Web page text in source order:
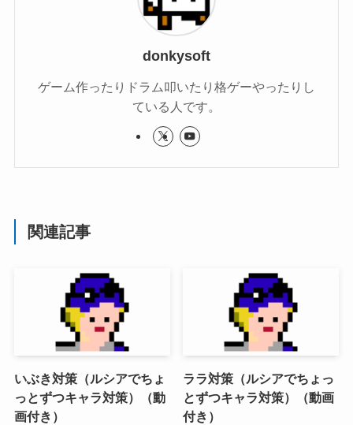
donkysoft
ゲーム作ったりドラム叩いたり格ゲーやったりし
ている人です。
関連記事
いぶき対策（ルシアでちょ
っとずつキャラ対策）（動
画付き）
ララ対策（ルシアでちょっ
とずつキャラ対策）（動画
付き）